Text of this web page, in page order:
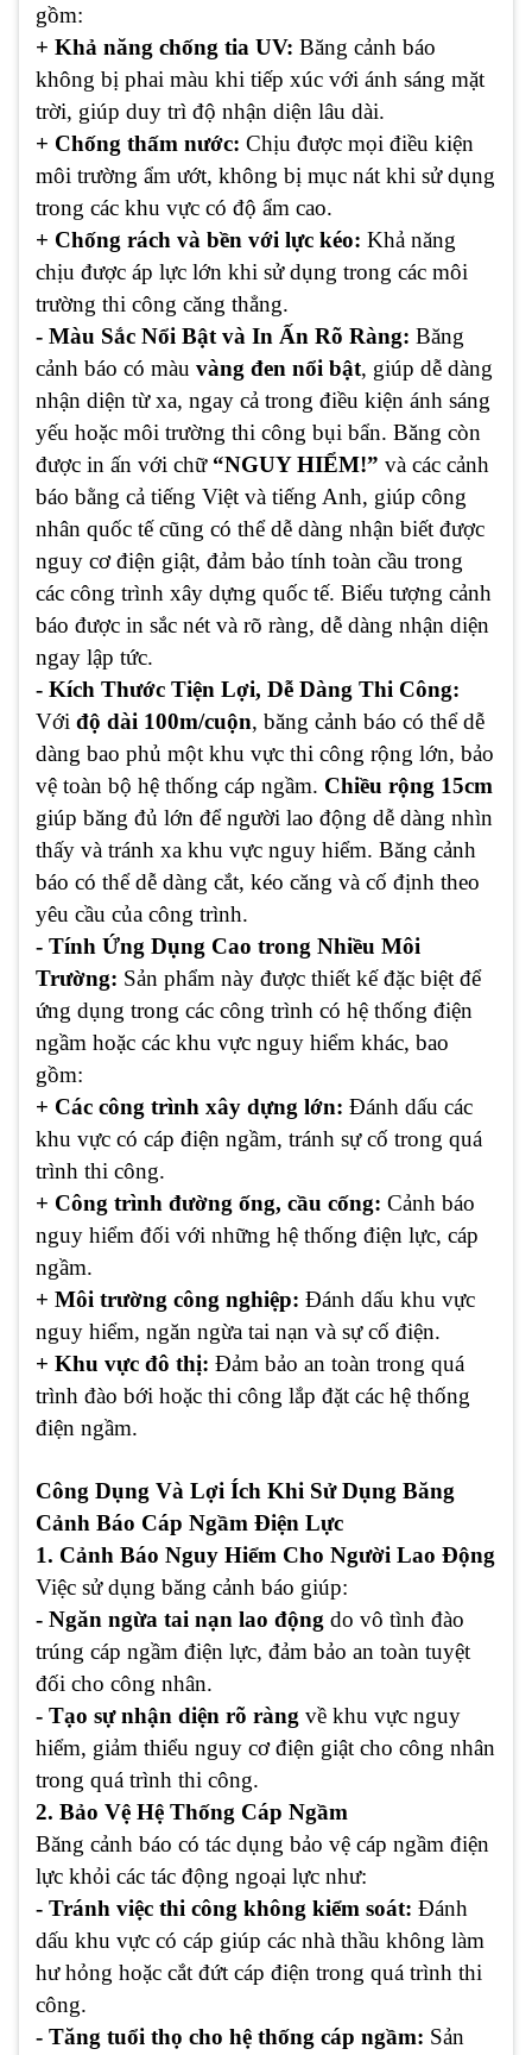
gồm:
+ Khả năng chống tia UV: Băng cảnh báo
không bị phai màu khi tiếp xúc với ánh sáng mặt
trời, giúp duy trì độ nhận diện lâu dài.
+ Chống thấm nước: Chịu được mọi điều kiện
môi trường ẩm ướt, không bị mục nát khi sử dụng
trong các khu vực có độ ẩm cao.
+ Chống rách và bền với lực kéo: Khả năng
chịu được áp lực lớn khi sử dụng trong các môi
trường thi công căng thẳng.
- Màu Sắc Nổi Bật và In Ấn Rõ Ràng: Băng
cảnh báo có màu vàng đen nổi bật, giúp dễ dàng
nhận diện từ xa, ngay cả trong điều kiện ánh sáng
yếu hoặc môi trường thi công bụi bẩn. Băng còn
được in ấn với chữ “NGUY HIỂM!” và các cảnh
báo bằng cả tiếng Việt và tiếng Anh, giúp công
nhân quốc tế cũng có thể dễ dàng nhận biết được
nguy cơ điện giật, đảm bảo tính toàn cầu trong
các công trình xây dựng quốc tế. Biểu tượng cảnh
báo được in sắc nét và rõ ràng, dễ dàng nhận diện
ngay lập tức.
- Kích Thước Tiện Lợi, Dễ Dàng Thi Công:
Với độ dài 100m/cuộn, băng cảnh báo có thể dễ
dàng bao phủ một khu vực thi công rộng lớn, bảo
vệ toàn bộ hệ thống cáp ngầm. Chiều rộng 15cm
giúp băng đủ lớn để người lao động dễ dàng nhìn
thấy và tránh xa khu vực nguy hiểm. Băng cảnh
báo có thể dễ dàng cắt, kéo căng và cố định theo
yêu cầu của công trình.
- Tính Ứng Dụng Cao trong Nhiều Môi
Trường: Sản phẩm này được thiết kế đặc biệt để
ứng dụng trong các công trình có hệ thống điện
ngầm hoặc các khu vực nguy hiểm khác, bao
gồm:
+ Các công trình xây dựng lớn: Đánh dấu các
khu vực có cáp điện ngầm, tránh sự cố trong quá
trình thi công.
+ Công trình đường ống, cầu cống: Cảnh báo
nguy hiểm đối với những hệ thống điện lực, cáp
ngầm.
+ Môi trường công nghiệp: Đánh dấu khu vực
nguy hiểm, ngăn ngừa tai nạn và sự cố điện.
+ Khu vực đô thị: Đảm bảo an toàn trong quá
trình đào bới hoặc thi công lắp đặt các hệ thống
điện ngầm.
Công Dụng Và Lợi Ích Khi Sử Dụng Băng
Cảnh Báo Cáp Ngầm Điện Lực
1. Cảnh Báo Nguy Hiểm Cho Người Lao Động
Việc sử dụng băng cảnh báo giúp:
- Ngăn ngừa tai nạn lao động do vô tình đào
trúng cáp ngầm điện lực, đảm bảo an toàn tuyệt
đối cho công nhân.
- Tạo sự nhận diện rõ ràng về khu vực nguy
hiểm, giảm thiểu nguy cơ điện giật cho công nhân
trong quá trình thi công.
2. Bảo Vệ Hệ Thống Cáp Ngầm
Băng cảnh báo có tác dụng bảo vệ cáp ngầm điện
lực khỏi các tác động ngoại lực như:
- Tránh việc thi công không kiểm soát: Đánh
dấu khu vực có cáp giúp các nhà thầu không làm
hư hỏng hoặc cắt đứt cáp điện trong quá trình thi
công.
- Tăng tuổi thọ cho hệ thống cáp ngầm: Sản